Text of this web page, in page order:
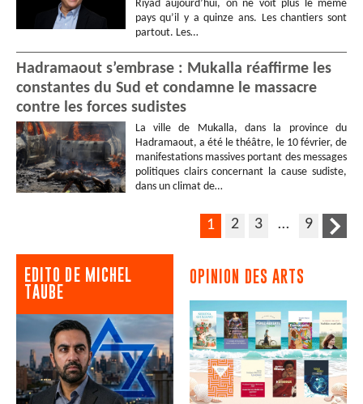
Riyad aujourd’hui, on ne voit plus le même
pays qu’il y a quinze ans. Les chantiers sont
partout. Les…
Hadramaout s’embrase : Mukalla réaffirme les
constantes du Sud et condamne le massacre
contre les forces sudistes
La ville de Mukalla, dans la province du
Hadramaout, a été le théâtre, le 10 février, de
manifestations massives portant des messages
politiques clairs concernant la cause sudiste,
dans un climat de…
1 2 3 … 9
EDITO DE MICHEL
TAUBE
OPINION DES ARTS